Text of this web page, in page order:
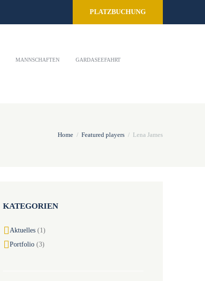
PLATZBUCHUNG
MANNSCHAFTEN GARDASEEFAHRT
Home Featured players Lena James
KATEGORIEN
Aktuelles(1)
Portfolio(3)